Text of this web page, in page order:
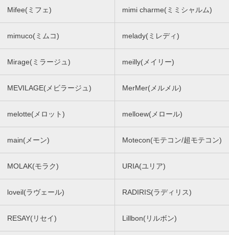
Mifee(ミフェ) mimi charme(ミミシャルム)
mimuco(ミムコ) melady(ミレディ)
Mirage(ミラージュ) meilly(メイリー)
MEVILAGE(メビラージュ) MerMer(メルメル)
melotte(メロット) melloew(メロール)
main(メーン) Motecon(モテコン/超モテコン)
MOLAK(モラク) URIA(ユリア)
loveil(ラヴェール) RADIRIS(ラディリス)
RESAY(リセイ) Lillbon(リルボン)